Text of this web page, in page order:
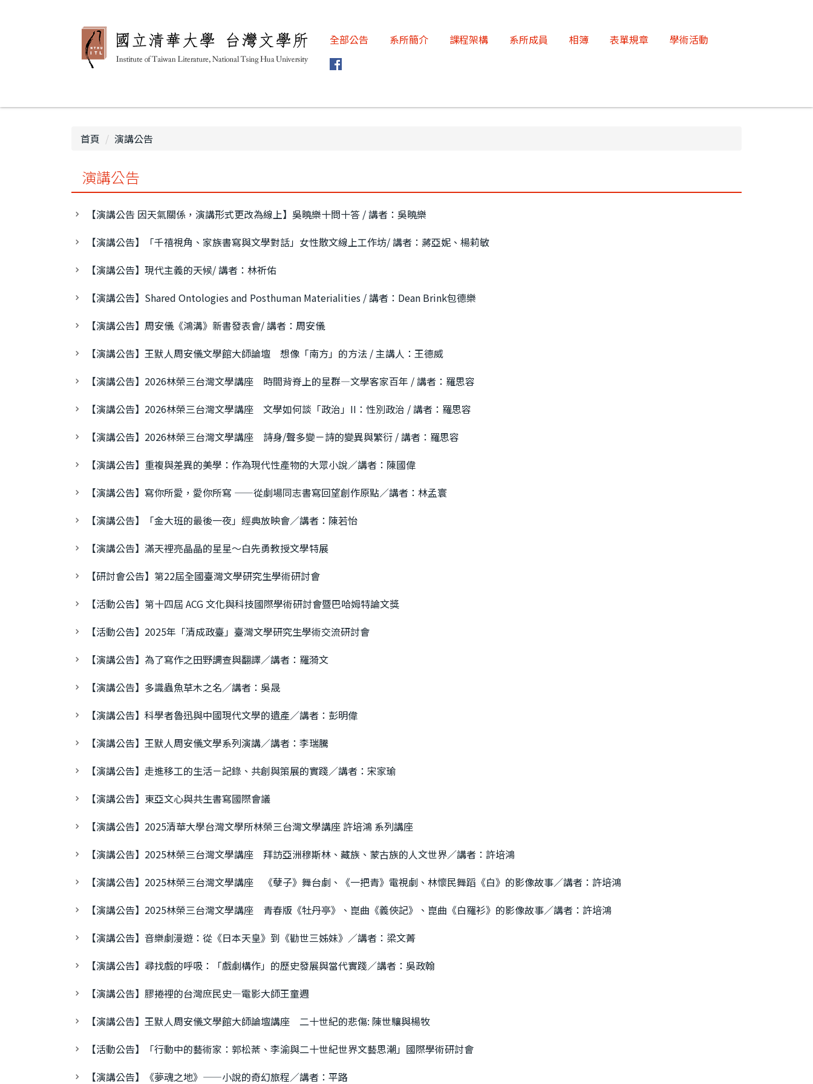
全部公告 系所簡介 課程架構 系所成員 相簿 表單規章 學術活動
首頁 演講公告
演講公告
【演講公告 因天氣關係，演講形式更改為線上】吳曉樂十問十答 / 講者：吳曉樂
【演講公告】「千禧視角、家族書寫與文學對話」女性散文線上工作坊/ 講者：蔣亞妮、楊莉敏
【演講公告】現代主義的天候/ 講者：林祈佑
【演講公告】Shared Ontologies and Posthuman Materialities / 講者：Dean Brink包德樂
【演講公告】周安儀《鴻溝》新書發表會/ 講者：周安儀
【演講公告】王默人周安儀文學館大師論壇 想像「南方」的方法 / 主講人：王德威
【演講公告】2026林榮三台灣文學講座 時間背脊上的星群—文學客家百年 / 講者：羅思容
【演講公告】2026林榮三台灣文學講座 文學如何談「政治」II：性別政治 / 講者：羅思容
【演講公告】2026林榮三台灣文學講座 詩身/聲多變－詩的變異與繁衍 / 講者：羅思容
【演講公告】重複與差異的美學：作為現代性產物的大眾小說／講者：陳國偉
【演講公告】寫你所愛，愛你所寫 ——從劇場同志書寫回望創作原點／講者：林孟寰
【演講公告】「金大班的最後一夜」經典放映會／講者：陳若怡
【演講公告】滿天裡亮晶晶的星星～白先勇教授文學特展
【研討會公告】第22屆全國臺灣文學研究生學術研討會
【活動公告】第十四屆 ACG 文化與科技國際學術研討會暨巴哈姆特論文獎
【活動公告】2025年「清成政臺」臺灣文學研究生學術交流研討會
【演講公告】為了寫作之田野調查與翻譯／講者：羅漪文
【演講公告】多識蟲魚草木之名／講者：吳晟
【演講公告】科學者魯迅與中國現代文學的遺產／講者：彭明偉
【演講公告】王默人周安儀文學系列演講／講者：李瑞騰
【演講公告】走進移工的生活－記錄、共創與策展的實踐／講者：宋家瑜
【演講公告】東亞文心與共生書寫國際會議
【演講公告】2025清華大學台灣文學所林榮三台灣文學講座 許培鴻 系列講座
【演講公告】2025林榮三台灣文學講座 拜訪亞洲穆斯林、藏族、蒙古族的人文世界／講者：許培鴻
【演講公告】2025林榮三台灣文學講座 《孽子》舞台劇、《一把青》電視劇、林懷民舞蹈《白》的影像故事／講者：許培鴻
【演講公告】2025林榮三台灣文學講座 青春版《牡丹亭》、崑曲《義俠記》、崑曲《白羅衫》的影像故事／講者：許培鴻
【演講公告】音樂劇漫遊：從《日本天皇》到《勸世三姊妹》／講者：梁文菁
【演講公告】尋找戲的呼吸：「戲劇構作」的歷史發展與當代實踐／講者：吳政翰
【演講公告】膠捲裡的台灣庶民史—電影大師王童週
【演講公告】王默人周安儀文學館大師論壇講座 二十世紀的悲傷: 陳世驤與楊牧
【活動公告】「行動中的藝術家：郭松棻、李渝與二十世紀世界文藝思潮」國際學術研討會
【演講公告】《夢魂之地》——小說的奇幻旅程／講者：平路